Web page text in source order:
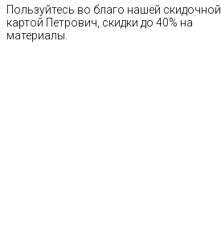
Пользуйтесь во благо нашей скидочной
картой Петрович, скидки до 40% на
материалы.